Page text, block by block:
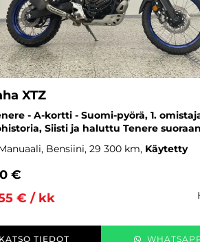
XTZ
- A-kortti - Suomi-pyörä, 1.
Siisti ja haluttu Tenere
Bensiini, 29 300 km Käytetty
€
€ / kk
KATSO TIEDOT